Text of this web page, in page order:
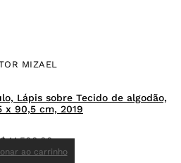
MIZAEL
Lápis sobre Tecido de algodão,
x 90,5 cm, 2019
14.500,00
ao carrinho